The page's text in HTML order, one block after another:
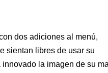
dos adiciones al menú,
sientan libres de usar su
la imagen de su